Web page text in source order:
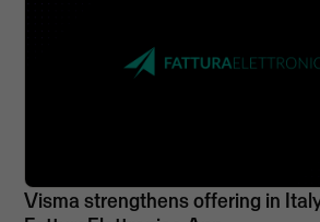
Visma strengthens offering in